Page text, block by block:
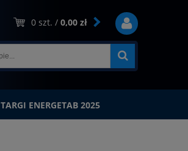
0 szt. / 0,00 zł
TARGI ENERGETAB 2025